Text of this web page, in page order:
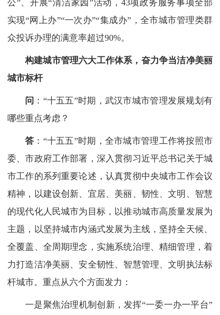
公”、开展“清洁家园”活动，43项政务服务事项全部
实现“网上办”“一次办”“集成办”，全市城市管理类群
众投诉办理的满意率超过90%。
构建城市管理六大工作体系，奋力争当洁净美丽
城市标杆
问 ：“十五五”时期，武汉市城市管理发展规划有
哪些重点考虑？
答 ：“十五五”时期，全市城市管理工作将按照市
委、市政府工作部署，深入贯彻习近平总书记关于城
市工作的系列重要论述，认真贯彻中央城市工作会议
精神，以建设创新、宜居、美丽、韧性、文明、智慧
的现代化人民城市为目标，以推动城市高质量发展为
主题，以坚持城市内涵式发展为主线，坚持全天候、
全覆盖、全周期理念，实施系统治理、精细管理，着
力打造洁净美丽、安全韧性、智慧管理、文明执法标
杆城市。重点从六个方面发力：
一是聚焦治理机制创新，发挥“一委一办一平台”